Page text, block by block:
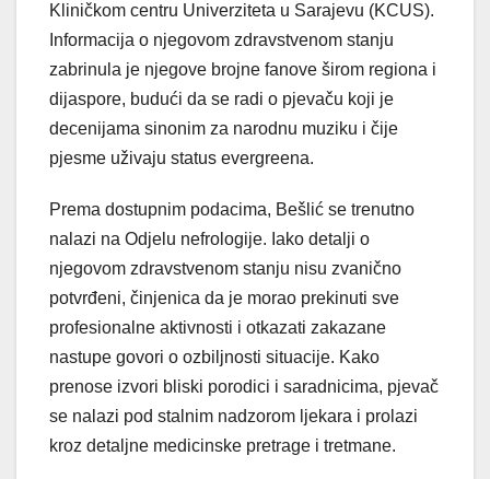
Kliničkom centru Univerziteta u Sarajevu (KCUS).
Informacija o njegovom zdravstvenom stanju
zabrinula je njegove brojne fanove širom regiona i
dijaspore, budući da se radi o pjevaču koji je
decenijama sinonim za narodnu muziku i čije
pjesme uživaju status evergreena.
Prema dostupnim podacima, Bešlić se trenutno
nalazi na Odjelu nefrologije. Iako detalji o
njegovom zdravstvenom stanju nisu zvanično
potvrđeni, činjenica da je morao prekinuti sve
profesionalne aktivnosti i otkazati zakazane
nastupe govori o ozbiljnosti situacije. Kako
prenose izvori bliski porodici i saradnicima, pjevač
se nalazi pod stalnim nadzorom ljekara i prolazi
kroz detaljne medicinske pretrage i tretmane.